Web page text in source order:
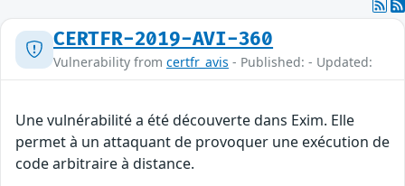
CERTFR-2019-AVI-360
Vulnerability from certfr_avis - Published: - Updated:
Une vulnérabilité a été découverte dans Exim. Elle
permet à un attaquant de provoquer une exécution de
code arbitraire à distance.